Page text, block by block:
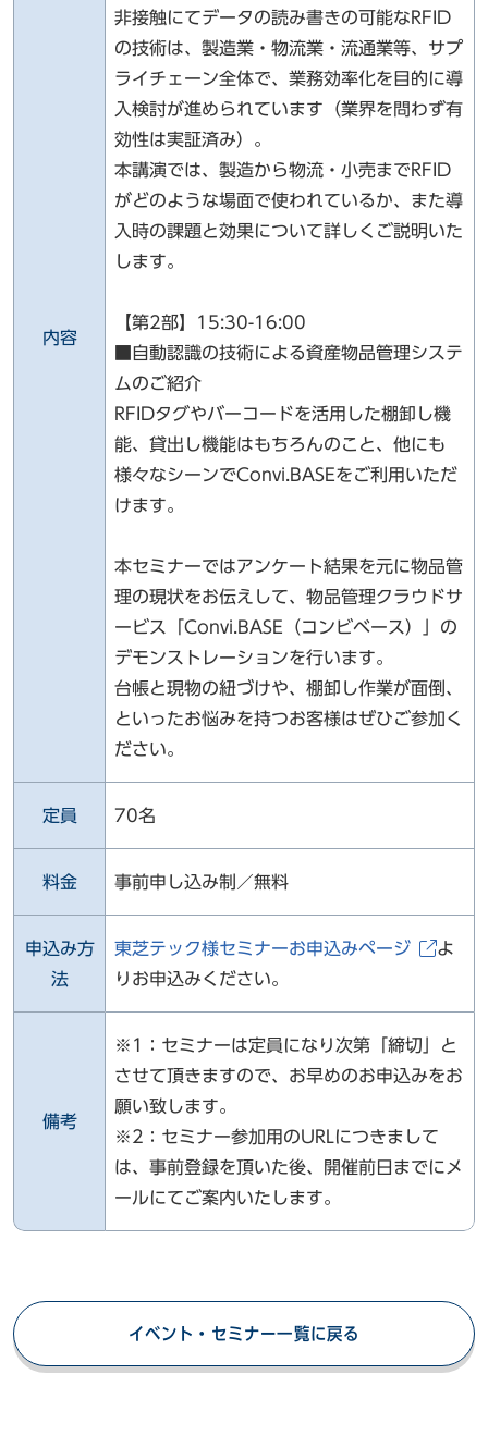
内容
非接触にてデータの読み書きの可能なRFID
の技術は、製造業・物流業・流通業等、サプ
ライチェーン全体で、業務効率化を目的に導
入検討が進められています（業界を問わず有
効性は実証済み）。
本講演では、製造から物流・小売までRFID
がどのような場面で使われているか、また導
入時の課題と効果について詳しくご説明いた
します。
【第2部】15:30-16:00
■自動認識の技術による資産物品管理システ
ムのご紹介
RFIDタグやバーコードを活用した棚卸し機
能、貸出し機能はもちろんのこと、他にも
様々なシーンでConvi.BASEをご利用いただ
けます。
本セミナーではアンケート結果を元に物品管
理の現状をお伝えして、物品管理クラウドサ
ービス「Convi.BASE（コンビベース）」の
デモンストレーションを行います。
台帳と現物の紐づけや、棚卸し作業が面倒、
といったお悩みを持つお客様はぜひご参加く
ださい。
定員 70名
料金 事前申し込み制／無料
申込み方
法
東芝テック様セミナーお申込みページ
よ
りお申込みください。
備考
※1：セミナーは定員になり次第「締切」と
させて頂きますので、お早めのお申込みをお
願い致します。
※2：セミナー参加用のURLにつきまして
は、事前登録を頂いた後、開催前日までにメ
ールにてご案内いたします。
イベント・セミナー一覧に戻る